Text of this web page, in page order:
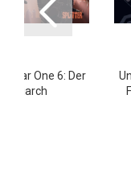
War One 6: Der
Patriarch